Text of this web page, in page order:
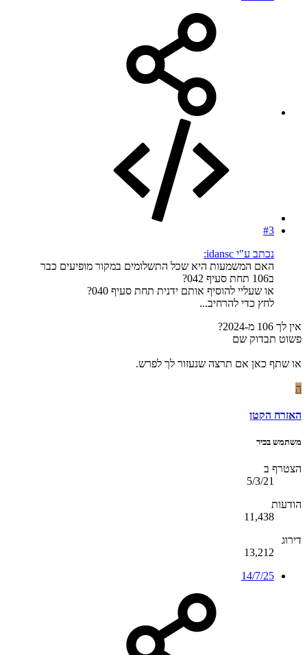
#3
נכתב ע"י idansc:
האם המשמעות היא שכל התשלומים במקור מופיעים כבר
ב106 תחת סעיף 042?
או שעליי להוסיף אותם ידנית תחת סעיף 040?
לחץ כדי להרחיב...
אין לך 106 מ-2024?
פשוט תבדוק שם
או שתף כאן אם תרצה שנעזור לך לפרש.
ה
האזרח הקטן
משתמש בכיר
הצטרף ב
5/3/21
הודעות
11,438
דירוג
13,212
14/7/25